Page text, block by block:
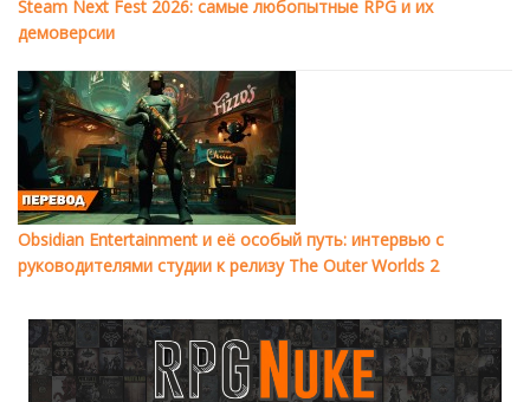
Steam Next Fest 2026: самые любопытные RPG и их
демоверсии
Obsidian Entertainment и её особый путь: интервью с
руководителями студии к релизу The Outer Worlds 2